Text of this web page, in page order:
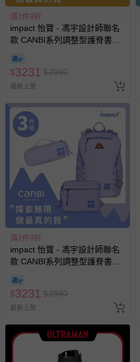
滿1件9折
impact 怡寶 - 馮宇設計師聯名
款 CANBI系列調整型護脊書包
120~150公分cm適用 | 精選好
禮兩件組（側背包+筆袋）
$3231 $3990
最新上架
滿1件9折
impact 怡寶 - 馮宇設計師聯名
款 CANBI系列調整型護脊書包-
公分cm適用 | 精選好禮兩件組
（側背包+筆袋）
$3231 $3990
最新上架